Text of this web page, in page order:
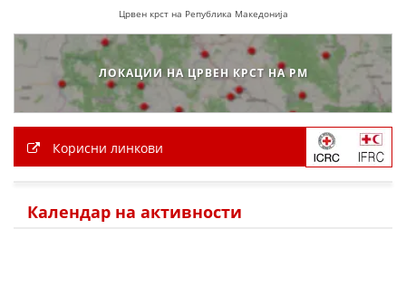
ЗНАЧЕЊЕ НА СЛУЖБАТА ЗА БАРАЊЕ
ФОРМУЛАРИ ЗА БАРАЊА
ЗДРАВСТВЕНО ПРЕВЕНТИВНА ДЕЈНОСТ
КРВОДАРИТЕЛСТВО
Црвен крст на Република Македонија
ЛОКАЦИИ НА ЦРВЕН КРСТ НА РМ
Корисни линкови
Календар на активности